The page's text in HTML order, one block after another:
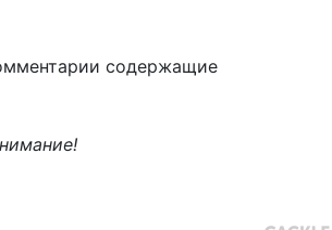
содержащие